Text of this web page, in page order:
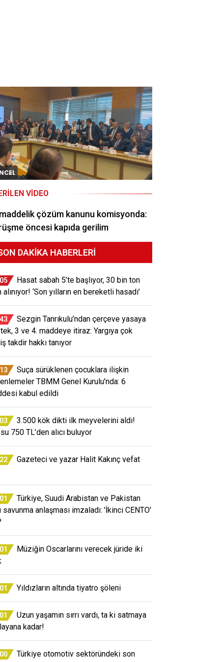
VIDEO
çözüm kanunu komisyonda:
öncesi kapıda gerilim
DAKIKA HABERLERI
Hasat sabah 5’te başlıyor, 30 bin ton
alınıyor! ‘Son yılların en bereketli hasadı’
Sezgin Tanrıkulu’ndan çerçeve yasaya
3 ve 4. maddeye itiraz: Yargıya çok
takdir hakkı tanıyor
Suça sürüklenen çocuklara ilişkin
TBMM Genel Kurulu'nda: 6
kabul edildi
3.500 kök dikti ilk meyvelerini aldı!
750 TL’den alıcı buluyor
Gazeteci ve yazar Halit Kakınç vefat
Türkiye, Suudi Arabistan ve Pakistan
savunma anlaşması imzaladı: 'İkinci CENTO'
Müziğin Oscarlarını verecek jüride iki
Yıldızların altında tiyatro şöleni
Uzun yaşamın sırrı vardı, ta ki satmaya
kadar!
Türkiye otomotiv sektöründeki son